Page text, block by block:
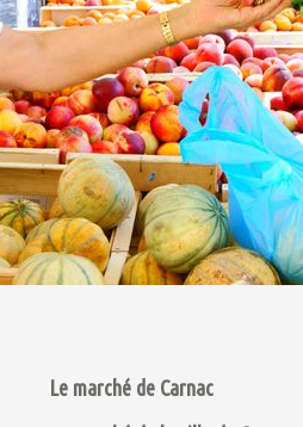
Le marché de Carnac